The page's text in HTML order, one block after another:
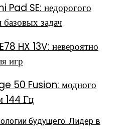
SE: недорогого
задач
HX 13V: невероятно
игр
50 Fusion: модного
144 Гц
будущего. Лидер в